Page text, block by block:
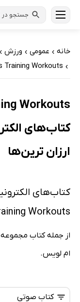
جستجو در
خانه › عمومی › ورزش ›
›
Training Workouts
کتاب‌های
ارزان ترین‌ها
Workouts
از جمله کتاب مجموعه
ام لویس.
کتاب صوتی